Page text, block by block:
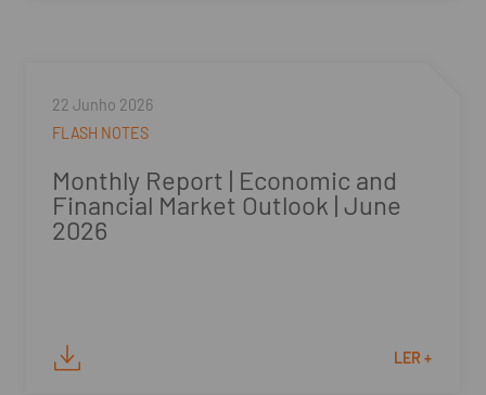
22 Junho 2026
FLASH NOTES
Monthly Report | Economic and
Financial Market Outlook | June
2026
LER +